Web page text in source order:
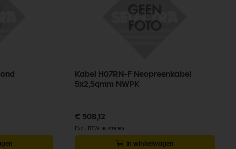
Kabel H07RN-F Neopreenkabel
5x2,5qmm NWPK
€ 508,12
€ 419,93
In winkelwagen